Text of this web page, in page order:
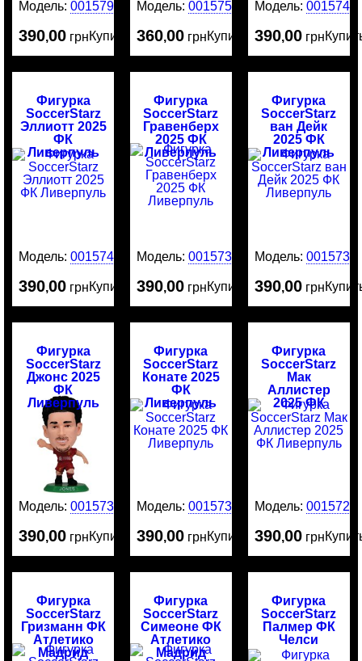
Модель:0015799
390,00 грнКупить
Модель:0015751
360,00 грнКупить
Модель: 0015741
390,00 грн
Фигурка
SoccerStarz
Эллиотт 2025
ФК
Ливерпуль
Модель:0015740
390,00 грнКупить
Фигурка
SoccerStarz
Гравенберх
2025 ФК
Ливерпуль
Модель:0015735
390,00 грнКупить
Фигурка
SoccerStarz
ван Дейк
2025 ФК
Ливерпуль
Модель: 0015734
390,00 грн
Фигурка
SoccerStarz
Джонс 2025
ФК
Ливерпуль
Модель:0015732
390,00 грнКупить
Фигурка
SoccerStarz
Конате 2025
ФК
Ливерпуль
Модель:0015731
390,00 грнКупить
Фигурка
SoccerStarz
Мак
Аллистер
2025 ФК
Ливерпуль
Модель: 0015729
390,00 грн
Фигурка
SoccerStarz
Гризманн ФК
Атлетико
Мадрид
Фигурка
SoccerStarz
Симеоне ФК
Атлетико
Мадрид
Фигурка
SoccerStarz
Палмер ФК
Челси